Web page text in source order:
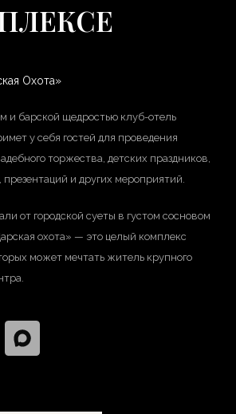
Охота»
и барской щедростью клуб-отель
у себя гостей для проведения
торжества, детских праздников,
и других мероприятий.
от городской суеты в густом сосновом
охота» — это целый комплекс
может мечтать житель крупного